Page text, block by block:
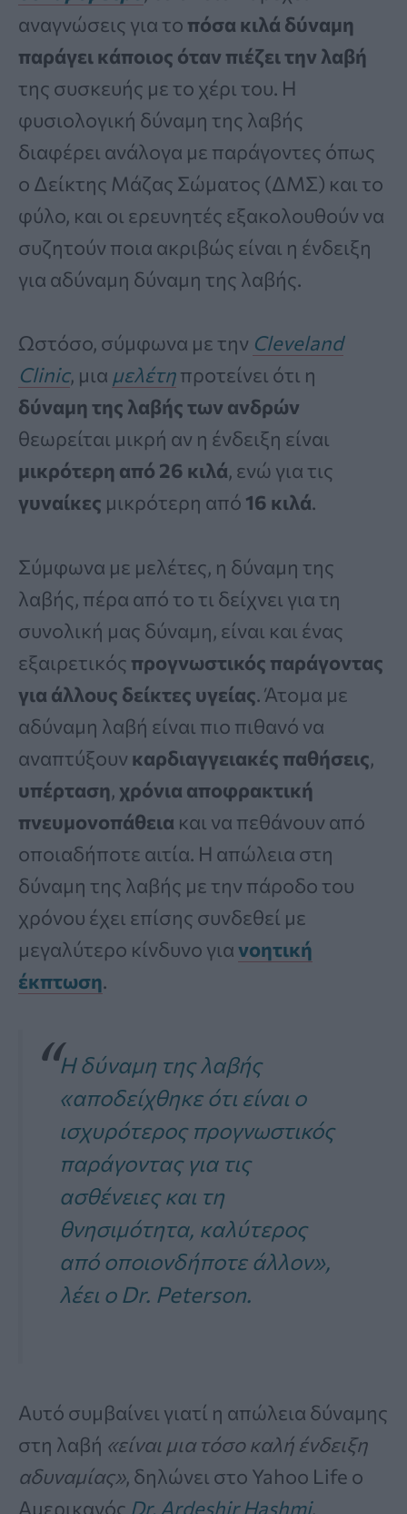
αναγνώσεις για το πόσα κιλά δύναμη
παράγει κάποιος όταν πιέζει την λαβή
της συσκευής με το χέρι του. Η
φυσιολογική δύναμη της λαβής
διαφέρει ανάλογα με παράγοντες όπως
ο Δείκτης Μάζας Σώματος (ΔΜΣ) και το
φύλο, και οι ερευνητές εξακολουθούν να
συζητούν ποια ακριβώς είναι η ένδειξη
για αδύναμη δύναμη της λαβής.
Ωστόσο, σύμφωνα με την Cleveland
Clinic, μια μελέτηπροτείνει ότι η
δύναμη της λαβής των ανδρών
θεωρείται μικρή αν η ένδειξη είναι
μικρότερη από 26 κιλά, ενώ για τις
γυναίκες μικρότερη από 16 κιλά.
Σύμφωνα με μελέτες, η δύναμη της
λαβής, πέρα από το τι δείχνει για τη
συνολική μας δύναμη, είναι και ένας
εξαιρετικός προγνωστικός παράγοντας
για άλλους δείκτες υγείας. Άτομα με
αδύναμη λαβή είναι πιο πιθανό να
αναπτύξουν καρδιαγγειακές παθήσεις,
υπέρταση, χρόνια αποφρακτική
πνευμονοπάθεια και να πεθάνουν από
οποιαδήποτε αιτία. Η απώλεια στη
δύναμη της λαβής με την πάροδο του
χρόνου έχει επίσης συνδεθεί με
μεγαλύτερο κίνδυνο γιανοητική
έκπτωση.
Η δύναμη της λαβής
«αποδείχθηκε ότι είναι ο
ισχυρότερος προγνωστικός
παράγοντας για τις
ασθένειες και τη
θνησιμότητα, καλύτερος
από οποιονδήποτε άλλον»,
λέει ο Dr. Peterson.
Αυτό συμβαίνει γιατί η απώλεια δύναμης
στη λαβή «είναι μια τόσο καλή ένδειξη
αδυναμίας», δηλώνει στο Yahoo Life ο
Αμερικανός Dr. Ardeshir Hashmi,